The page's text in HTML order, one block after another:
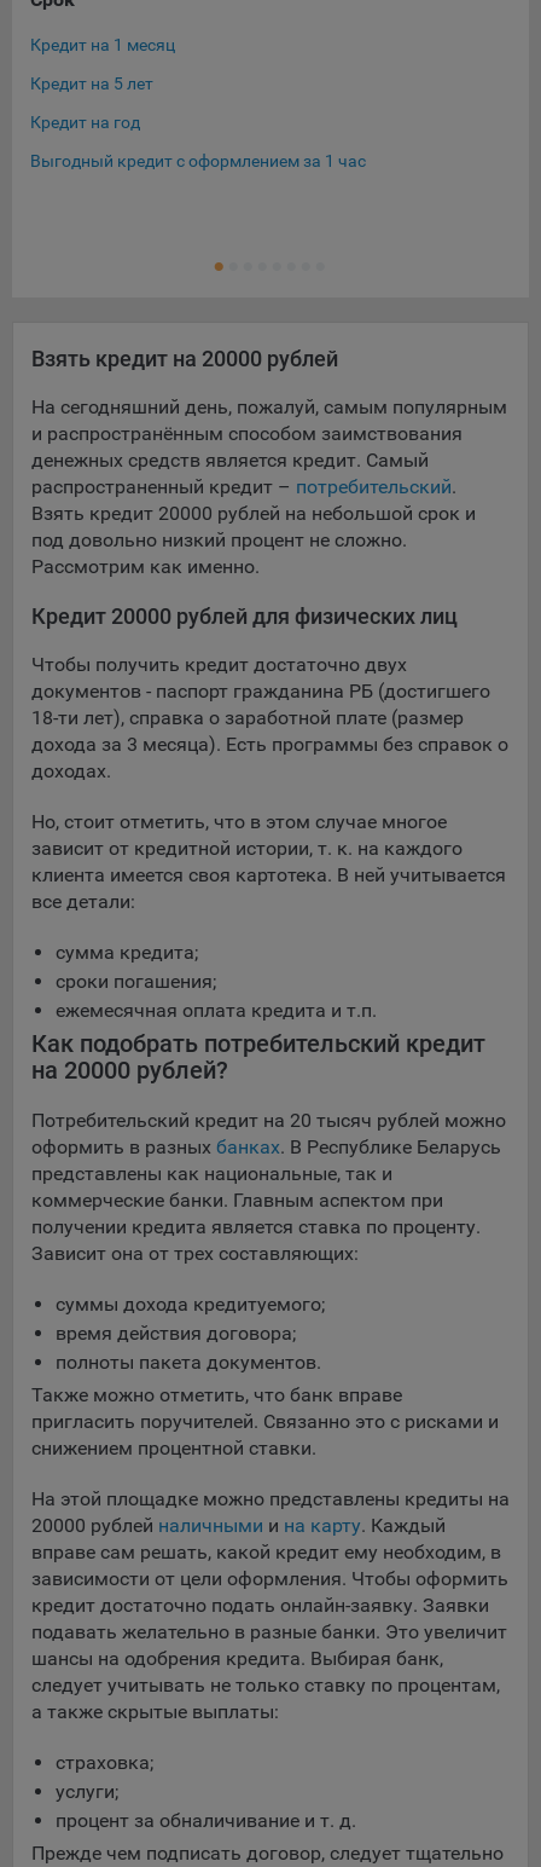
При этом, некоторые браузеры позволяют посещать
хранимый на компьютере объем информации и
автоматически удалять сессионные файлы cookie. Кроме
сохраненные файлов cookie выбрав соответствующую
перейдя по внешним ссылкам, ведущим на
Chrome
Safari
Opera
Internet Explorer
16. Пользователь всегда может направить сообщение с
файлов сookie, на электронную почту Общества:
info@myfin.by
Аналитические Cookie
Отключение аналитических cookie-файлов не позволит
определять предпочтения пользователей Сайта, в том
числе наиболее и наименее популярные страницы и
исходя из предпочтений пользователей
Статистические куки позволяют определять предпочтения
пользователей сайта.
Компании, которым мы поручаем обработку
статистических cookies:
Яндекс Метрика – сервис веб-аналитики,
предоставляемый ООО «Яндекс». Адрес: г. Москва, ул.
Льва Толстого, д. 16, 119021.
Google Analytics – сервис веб-аналитики,
предоставляемый компанией Google, Inc. Адрес: Google,
Google Data Protection Office, 1600 Amphitheatre Pkwy,
Mountain View, CA 94043, USA.Политика
конфиденциальности Google.
Адрес: ООО «Рэкун технолоджи», 220069 г. Минск, пр-т
Дзержинского, д.3Б, пом.44.
Пиксель VK Рекламы - сервис позволяет показывать
рекламу на площадке VK пользователям, которые
посещали сайт.
проспект, д. 39, стр. 79, БЦ «SkyLight».
Технические настройки
Технические настройки хранят технические данные вашего
выбора (например, языкового). Техническая аналитика
используется для обеспечения корректной работы сайта.
Компании, которой мы поручаем обработку данных для
данной цели:
Сервис хранения информации, предоставляемый
компанией, согласно договора аренды ООО «Рэкун
технолоджи», 220069 г. Минск, пр-т Дзержинского, д.3Б,
Кредит на 1 месяц
Кредит на 5 лет
Кредит на год
Выгодный кредит с оформлением за 1 час
Взять кредит на 20000 рублей
На сегодняшний день, пожалуй, самым популярным
и распространённым способом заимствования
денежных средств является кредит. Самый
распространенный кредит – потребительский.
Взять кредит 20000 рублей на небольшой срок и
под довольно низкий процент не сложно.
Рассмотрим как именно.
Кредит 20000 рублей для физических лиц
Чтобы получить кредит достаточно двух
документов - паспорт гражданина РБ (достигшего
18-ти лет), справка о заработной плате (размер
дохода за 3 месяца). Есть программы без справок о
доходах.
Но, стоит отметить, что в этом случае многое
зависит от кредитной истории, т. к. на каждого
клиента имеется своя картотека. В ней учитывается
все детали:
сумма кредита;
сроки погашения;
ежемесячная оплата кредита и т.п.
Как подобрать потребительский кредит
на 20000 рублей?
Потребительский кредит на 20 тысяч рублей можно
оформить в разных банках. В Республике Беларусь
представлены как национальные, так и
коммерческие банки. Главным аспектом при
получении кредита является ставка по проценту.
Зависит она от трех составляющих:
суммы дохода кредитуемого;
время действия договора;
полноты пакета документов.
Также можно отметить, что банк вправе
пригласить поручителей. Связанно это с рисками и
снижением процентной ставки.
На этой площадке можно представлены кредиты на
20000 рублей наличными и на карту. Каждый
вправе сам решать, какой кредит ему необходим, в
зависимости от цели оформления. Чтобы оформить
кредит достаточно подать онлайн-заявку. Заявки
подавать желательно в разные банки. Это увеличит
шансы на одобрения кредита. Выбирая банк,
следует учитывать не только ставку по процентам,
а также скрытые выплаты:
страховка;
услуги;
процент за обналичивание и т. д.
Прежде чем подписать договор, следует тщательно